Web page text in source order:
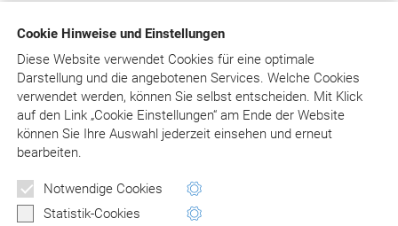
Cookie Hinweise und Einstellungen
Diese Website verwendet Cookies für eine optimale
Darstellung und die angebotenen Services. Welche Cookies
verwendet werden, können Sie selbst entscheiden. Mit Klick
aufden Link „Cookie Einstellungen“ am Ende der Website
können Sie Ihre Auswahl jederzeit einsehen und erneut
bearbeiten.
Notwendige Cookies
Statistik-Cookies
der Nutzer ihre Geltung durch entsprechenden
Nutzer Änderungen nicht, hat jede Partei das
Recht, die betreffende Vereinbarung durch
Kündigung mit sofortiger Wirkung zu beenden. Die
Möglichkeit der Änderung der
Nutzungsbedingungen besteht aber weder für
Änderungen, die Inhalt und Umfang der für den
Kernnutzungsmöglichkeiten zum Nachteil des
Nutzers einschränken, noch für die Einführung von